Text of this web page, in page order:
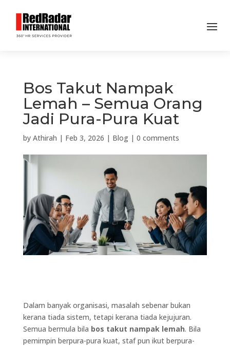
Bos Takut Nampak
Lemah – Semua Orang
Jadi Pura-Pura Kuat
by Athirah | Feb 3, 2026 | Blog| 0 comments
Dalam banyak organisasi, masalah sebenar bukan
kerana tiada sistem, tetapi kerana tiada kejujuran.
Semua bermula bila bos takut nampak lemah. Bila
pemimpin berpura-pura kuat, staf pun ikut berpura-